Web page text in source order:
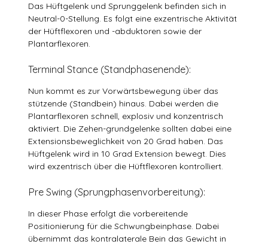
Das Hüftgelenk und Sprunggelenk befinden sich in
Neutral-0-Stellung. Es folgt eine exzentrische Aktivität
der Hüftflexoren und -abduktoren sowie der
Plantarflexoren.
Terminal Stance (Standphasenende):
Nun kommt es zur Vorwärtsbewegung über das
stützende (Standbein) hinaus. Dabei werden die
Plantarflexoren schnell, explosiv und konzentrisch
aktiviert. Die Zehen-grundgelenke sollten dabei eine
Extensionsbeweglichkeit von 20 Grad haben. Das
Hüftgelenk wird in 10 Grad Extension bewegt. Dies
wird exzentrisch über die Hüftflexoren kontrolliert.
Pre Swing (Sprungphasenvorbereitung):
In dieser Phase erfolgt die vorbereitende
Positionierung für die Schwungbeinphase. Dabei
übernimmt das kontralaterale Bein das Gewicht in